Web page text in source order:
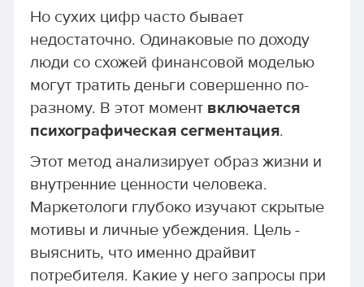
Но сухих цифр часто бывает
недостаточно. Одинаковые по доходу
люди со схожей финансовой моделью
могут тратить деньги совершенно по-
разному. В этот момент включается
психографическая сегментация.
Этот метод анализирует образ жизни и
внутренние ценности человека.
Маркетологи глубоко изучают скрытые
мотивы и личные убеждения. Цель -
выяснить, что именно драйвит
потребителя. Какие у него запросы при